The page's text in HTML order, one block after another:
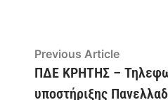
Post
navigation
Previous ArticlePrevious
article:
ΠΔΕ ΚΡΗΤΗΣ –
υποστήριξης